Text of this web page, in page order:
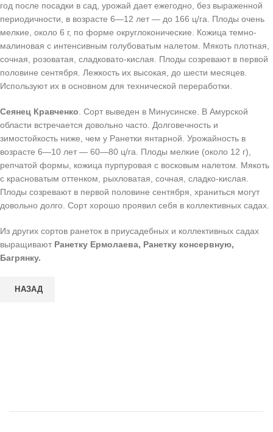
год после посадки в сад, урожай дает ежегодно, без выраженной
периодичности, в возрасте 6—12 лет — до 166 ц/га. Плоды очень
мелкие, около 6 г, по форме округлоконические. Кожица темно-
малиновая с интенсивным голубоватым налетом. Мякоть плотная,
сочная, розоватая, сладковато-кислая. Плоды созревают в первой
половине сентября. Лежкость их высокая, до шести месяцев.
Используют их в основном для технической переработки.
Сеянец Кравченко . Сорт выведен в Минусинске. В Амурской
области встречается довольно часто. Долговечность и
зимостойкость ниже, чем у Ранетки янтарной. Урожайность в
возрасте 6—10 лет — 60—80 ц/га. Плоды мелкие (около 12 г),
репчатой формы, кожица пурпуровая с восковым налетом. Мякоть
с красноватым оттенком, рыхловатая, сочная, сладко-кислая.
Плоды созревают в первой половине сентября, храниться могут
довольно долго. Сорт хорошо проявил себя в коллективных садах.
Из других сортов ранеток в приусадебных и коллективных садах
выращивают Ранетку Ермолаева, Ранетку консервную,
Багрянку.
НАЗАД